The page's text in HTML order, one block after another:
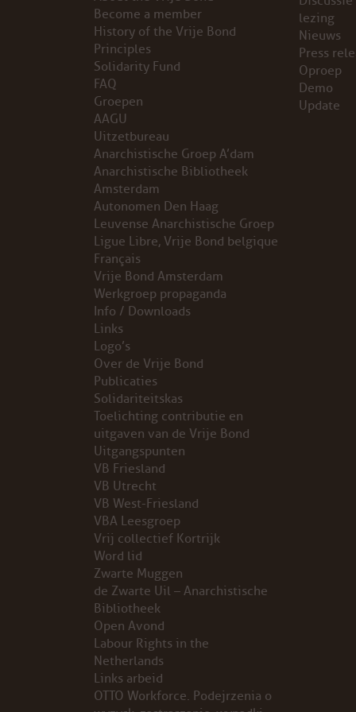
VB FRIESLAND
VB WEST-FRIESLAND
ZWARTE MUGGEN
WERKGROEP ARBEID
WERKGROEP PROPAGANDA
CAMPAGNES
ANARCHISME – EEN INTRODUCTIE
OTTO SLAVEFORCE
JUMBO DISTRIBUTIECENTRA EN OTTO WORKFORCE
PROBLEMY Z AGENCJA… PRACY TYMCZASOWEJ
KUNST-ANARCHISTISCHE DAG BAJEENKOMST
VERKIEZINGEN
BASTION BASTARDS
DE CRISIS VOORBIJ
CODE ZWART
FREE JOCK PALFREEMAN
BUITEN DE ORDE
Become a member
History of the Vrije Bond
Principles
Solidarity Fund
FAQ
Groepen
AAGU
Uitzetbureau
Anarchistische Groep A’dam
Anarchistische Bibliotheek
Amsterdam
Autonomen Den Haag
Leuvense Anarchistische Groep
Ligue Libre, Vrije Bond belgique
Français
Vrije Bond Amsterdam
Werkgroep propaganda
Info / Downloads
Links
Logo’s
Over de Vrije Bond
Publicaties
Solidariteitskas
Toelichting contributie en
uitgaven van de Vrije Bond
Uitgangspunten
VB Friesland
VB Utrecht
VB West-Friesland
VBA Leesgroep
Vrij collectief Kortrijk
Word lid
Zwarte Muggen
de Zwarte Uil – Anarchistische
Bibliotheek
Open Avond
Labour Rights in the
Netherlands
Links arbeid
OTTO Workforce. Podejrzenia o
lezing
Nieuws
Press
Oproep
Demo
Update